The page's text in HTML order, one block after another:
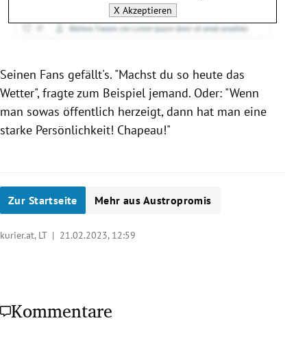
X Akzeptieren
Seinen Fans gefällt's. "Machst du so heute das
Wetter", fragte zum Beispiel jemand. Oder: "Wenn
man sowas öffentlich herzeigt, dann hat man eine
starke Persönlichkeit! Chapeau!"
Zur Startseite Mehr aus Austropromis
kurier.at, LT | 21.02.2023, 12:59
Kommentare